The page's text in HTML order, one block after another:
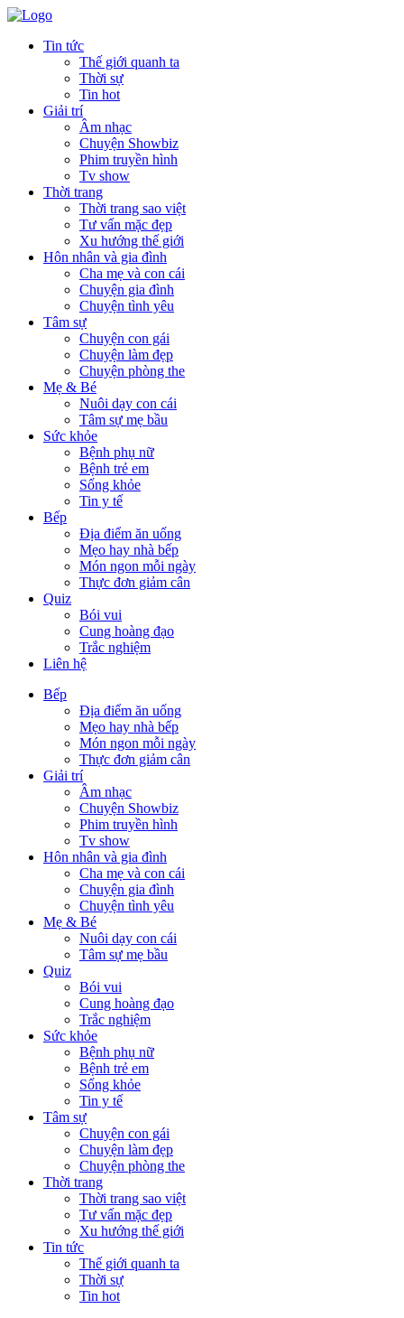
Tin tức
Thế giới quanh ta
Thời sự
Tin hot
Giải trí
Âm nhạc
Chuyện Showbiz
Phim truyền hình
Tv show
Thời trang
Thời trang sao việt
Tư vấn mặc đẹp
Xu hướng thế giới
Hôn nhân và gia đình
Cha mẹ và con cái
Chuyện gia đình
Chuyện tình yêu
Tâm sự
Chuyện con gái
Chuyện làm đẹp
Chuyện phòng the
Mẹ & Bé
Nuôi dạy con cái
Tâm sự mẹ bầu
Sức khỏe
Bệnh phụ nữ
Bệnh trẻ em
Sống khỏe
Tin y tế
Bếp
Địa điểm ăn uống
Mẹo hay nhà bếp
Món ngon mỗi ngày
Thực đơn giảm cân
Quiz
Bói vui
Cung hoàng đạo
Trắc nghiệm
Liên hệ
Bếp
Địa điểm ăn uống
Mẹo hay nhà bếp
Món ngon mỗi ngày
Thực đơn giảm cân
Giải trí
Âm nhạc
Chuyện Showbiz
Phim truyền hình
Tv show
Hôn nhân và gia đình
Cha mẹ và con cái
Chuyện gia đình
Chuyện tình yêu
Mẹ & Bé
Nuôi dạy con cái
Tâm sự mẹ bầu
Quiz
Bói vui
Cung hoàng đạo
Trắc nghiệm
Sức khỏe
Bệnh phụ nữ
Bệnh trẻ em
Sống khỏe
Tin y tế
Tâm sự
Chuyện con gái
Chuyện làm đẹp
Chuyện phòng the
Thời trang
Thời trang sao việt
Tư vấn mặc đẹp
Xu hướng thế giới
Tin tức
Thế giới quanh ta
Thời sự
Tin hot